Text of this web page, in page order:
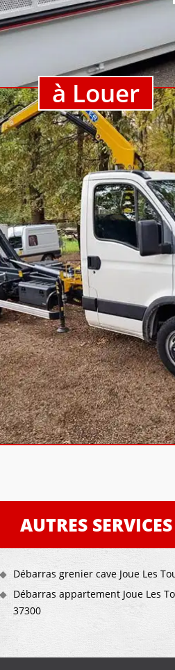
à Louer
AUTRES SERVICES
Débarras grenier cave Joue Les
Débarras appartement Joue Les
37300